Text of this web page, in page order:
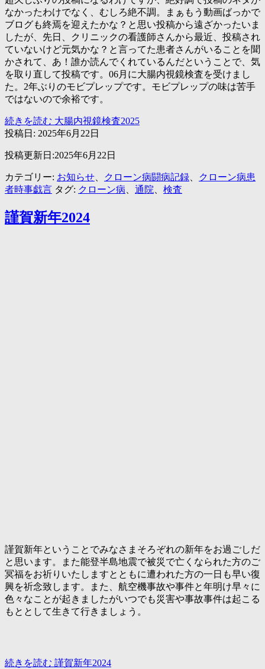
なかったわけでなく、むしろ絶不調。まぁもう動画ばっかで
ブログも終焉を迎えたかな？と思い投稿から遠ざかったいま
したが、先日、クリニックの看護師さんから最近、投稿され
ていないけど元気かな？と言ってた患者さんがいることを聞
かされて、あ！誰か読んでくれているんだということで、気
を取り直して投稿です。06月に大腸内視鏡検査を受けまし
た。2年ぶりのモビプレップです。モビプレップの味は苦手
ではないので余裕です。
続きを読む 大腸内視鏡検査2025
投稿日: 2025年6月22日
投稿更新日:2025年6月22日
カテゴリー: お知らせ クローン病闘病記録
クローン病患
者時事戯言 タグ: クローン病 通院 検査
謹賀新年2024
謹賀新年ということでみなさまそろぞれの新年をお過ごしだ
と思います。また能登半島地震で被災で亡くなられた方のご
冥福をお祈りいたしますとともに遭われた方の一日も早い復
興を祈念致します。また、航空機事故や事件と年明け早々に
色々なことが起きましたがいつでも災害や事故事件は起こる
もととして生きて行きましょう。
続きを読む 謹賀新年2024